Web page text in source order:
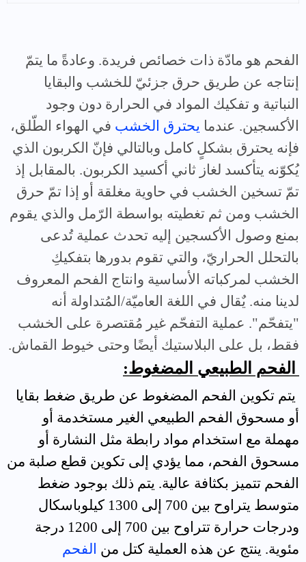
الفحم هو مادّة ذات خصائص فريدة. وعادةً ما يتمّ
إنتاجه عن طريق حرق جزئيّ للخشب والبقايا
النباتية و تفكيك المواد في الحرارة دون وجود
الأكسجين. عندما يحترق الخشب في الهواء الطّلق،
فإنه يحترق بشكلٍ كامل وبالتالي فإنّ الكربون الذي
يُكوّنه يتأكسد لغاز ثاني أكسيد الكربون. بالمقابل إذ
تمّ تسخين الخشب في حاوية مغلقة أو إذا تمّ حرق
الخشب ومن ثم تغطيته بواسطة الرّمل والذي يقوم
بمنع وصول الأكسجين إليه تحدث عملية تُدعى
بالتحلل الحراريّ، والتي تقوم بدورها بتفكيكِ
الخشب لمركباته الأساسية وانتاج الفحم المعروف
لدينا منه. يٌقال في اللغة العاميّة/المُتداولة أنه
"يتفحّم". عملية التفحّم غير مُقتصرة على الخشب
فقط، بل على البلاستيك أيضًا وحتى خيوط القماش.
الفحم الطبيعي المضغوط:
يتم تكوين الفحم المضغوط عن طريق ضغط بقايا
أو مسحوق الفحم الطبيعي الغير مستخدمة أو
مهملة مع استخدام مواد رابطة مثل النشارة أو
مسحوق الفحم، مما يؤدي إلى تكوين قطع صلبة من
الفحم تتميز بكثافة عالية. يتم ذلك بوجود ضغط
متوسط يتراوح بين 700 إلى 1300 كيلوباسكال
ودرجات حرارة تتراوح بين 700 إلى 1200 درجة
مئوية. ينتج عن هذه العملية كتل من الفحم